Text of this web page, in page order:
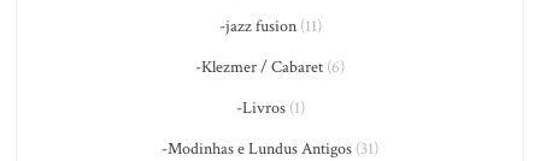
-jazz fusion(11)
-Klezmer / Cabaret (6)
-Livros(1)
-Modinhas e Lundus Antigos (31)